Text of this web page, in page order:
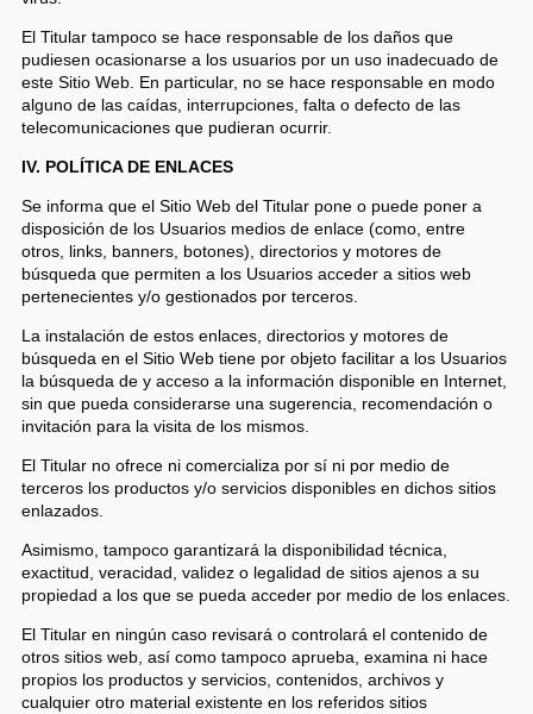
El Titular tampoco se hace responsable de los daños que
pudiesen ocasionarse a los usuarios por un uso inadecuado de
este Sitio Web. En particular, no se hace responsable en modo
alguno de las caídas, interrupciones, falta o defecto de las
telecomunicaciones que pudieran ocurrir.
IV. POLÍTICA DE ENLACES
Se informa que el Sitio Web del Titular pone o puede poner a
disposición de los Usuarios medios de enlace (como, entre
otros, links, banners, botones), directorios y motores de
búsqueda que permiten a los Usuarios acceder a sitios web
pertenecientes y/o gestionados por terceros.
La instalación de estos enlaces, directorios y motores de
búsqueda en el Sitio Web tiene por objeto facilitar a los Usuarios
la búsqueda de y acceso a la información disponible en Internet,
sin que pueda considerarse una sugerencia, recomendación o
invitación para la visita de los mismos.
El Titular no ofrece ni comercializa por sí ni por medio de
terceros los productos y/o servicios disponibles en dichos sitios
enlazados.
Asimismo, tampoco garantizará la disponibilidad técnica,
exactitud, veracidad, validez o legalidad de sitios ajenos a su
propiedad a los que se pueda acceder por medio de los enlaces.
El Titular en ningún caso revisará o controlará el contenido de
otros sitios web, así como tampoco aprueba, examina ni hace
propios los productos y servicios, contenidos, archivos y
cualquier otro material existente en los referidos sitios